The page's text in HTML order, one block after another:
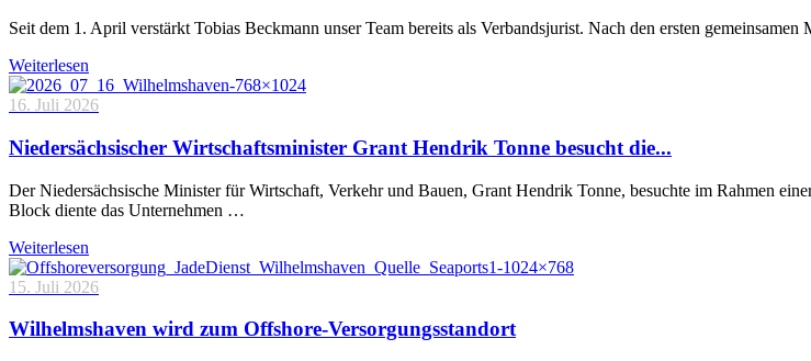
Seit dem 1. April verstärkt Tobias Beckmann unser Team bereits als Verbandsjurist. Nach den ersten
Weiterlesen
16. Juli 2026
Niedersächsischer Wirtschaftsminister Grant Hendrik Tonne besucht die...
Der Niedersächsische Minister für Wirtschaft, Verkehr und Bauen, Grant Hendrik Tonne, besuchte im Rahmen
Block diente das Unternehmen …
Weiterlesen
15. Juli 2026
Wilhelmshaven wird zum Offshore-Versorgungsstandort